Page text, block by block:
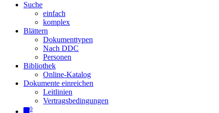
Suche
einfach
komplex
Blättern
Dokumenttypen
Nach DDC
Personen
Bibliothek
Online-Katalog
Dokumente einreichen
Leitlinien
Vertragsbedingungen
0